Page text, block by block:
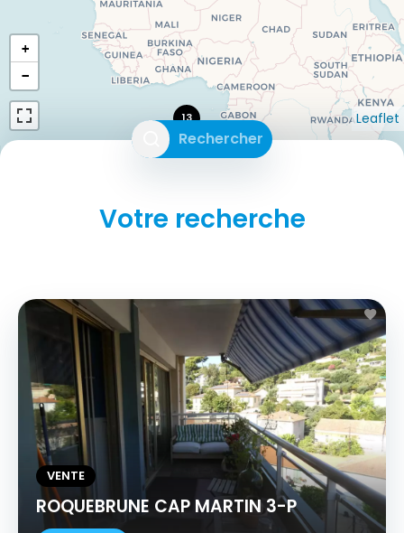
Rechercher
13
+
−
Leaflet
Votre recherche
VENTE
ROQUEBRUNE CAP MARTIN 3-P